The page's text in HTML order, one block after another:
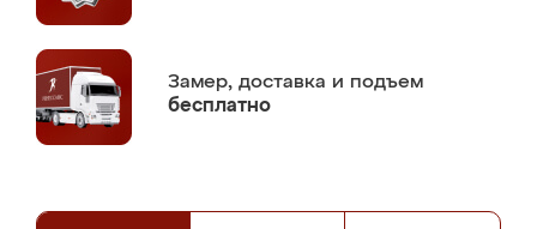
Замер, доставка и подъем
бесплатно